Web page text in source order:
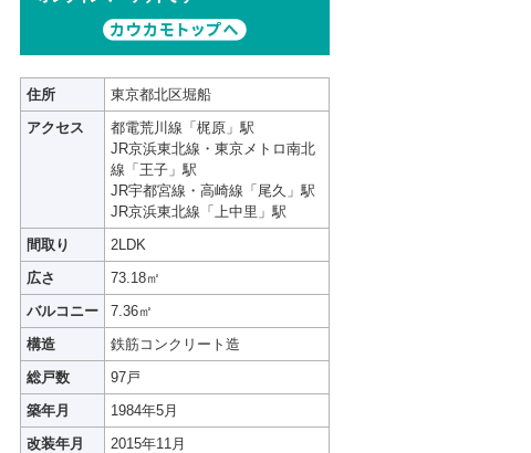
住所
東京都北区堀船
アクセス
都電荒川線「梶原」駅
JR京浜東北線・東京メトロ南北
線「王子」駅
JR宇都宮線・高崎線「尾久」駅
JR京浜東北線「上中里」駅
間取り
2LDK
広さ
73.18㎡
バルコニー
7.36㎡
構造
鉄筋コンクリート造
総戸数
97戸
築年月
1984年5月
改装年月
2015年11月